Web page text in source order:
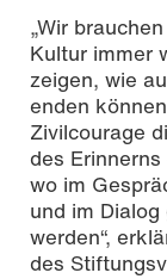
„Wir
Kultur immer
zeigen, wie
enden
Zivilcourage
des
wo im
und im
werden“,
des